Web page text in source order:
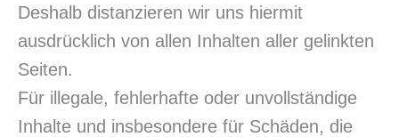
Deshalb distanzieren wir uns hiermit
ausdrücklich von allen Inhalten aller gelinkten
Seiten.
Für illegale, fehlerhafte oder unvollständige
Inhalte und insbesondere für Schäden, die